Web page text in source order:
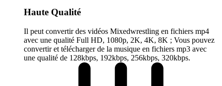
Haute Qualité
Il peut convertir des vidéos Mixedwrestling en fichiers mp4
avec une qualité Full HD, 1080p, 2K, 4K, 8K ; Vous pouvez
convertir et télécharger de la musique en fichiers mp3 avec
une qualité de 128kbps, 192kbps, 256kbps, 320kbps.